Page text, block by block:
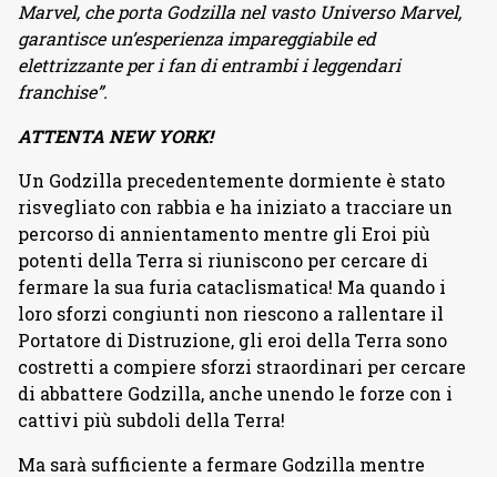
Marvel, che porta Godzilla nel vasto Universo Marvel,
garantisce un’esperienza impareggiabile ed
elettrizzante per i fan di entrambi i leggendari
franchise”.
ATTENTA NEW YORK!
Un Godzilla precedentemente dormiente è stato
risvegliato con rabbia e ha iniziato a tracciare un
percorso di annientamento mentre gli Eroi più
potenti della Terra si riuniscono per cercare di
fermare la sua furia cataclismatica! Ma quando i
loro sforzi congiunti non riescono a rallentare il
Portatore di Distruzione, gli eroi della Terra sono
costretti a compiere sforzi straordinari per cercare
di abbattere Godzilla, anche unendo le forze con i
cattivi più subdoli della Terra!
Ma sarà sufficiente a fermare Godzilla mentre